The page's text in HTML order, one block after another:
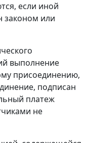
если иной
законом или
выполнение
присоединению,
подписан
платеж
не